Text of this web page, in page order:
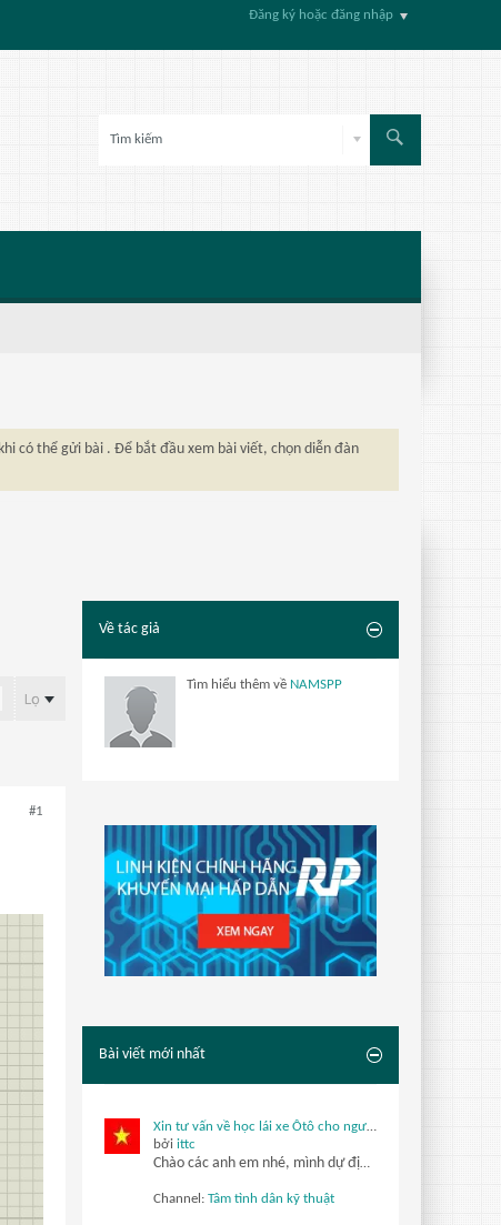
Đăng ký hoặc đăng nhập
có thể gửi bài . Để bắt đầu xem bài viết, chọn diễn đàn
Lọc
#1
Về tác giả
Tìm hiểu thêm về NAMSPP
Bài viết mới nhất
Xin tư vấn về học lái xe Ôtô cho người chưa biết gì ?
bởi ittc
Chào các anh em nhé, mình dự định sắp tới sẽ đi học lái xe Ôtô, thi lấy bằng lái. Cụ thể mình sẽ học và thi lấy giấy phép lái xe hạng B. Thật sự mình là người chưa có kiến thức hiểu biết gì về Ôtô cả ? tất nhiên mình sẽ phải
Channel: Tâm tình dân kỹ thuật